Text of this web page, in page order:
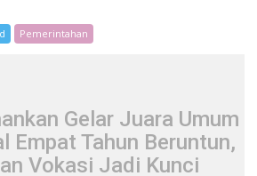
Pemerintahan
Gelar Juara Umum
Empat Tahun Beruntun,
Vokasi Jadi Kunci